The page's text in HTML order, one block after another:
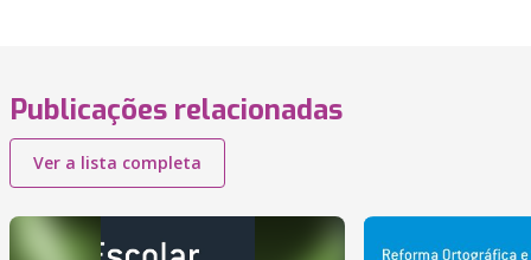
Publicações relacionadas
Ver a lista completa